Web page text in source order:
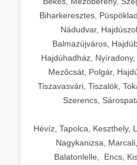
Biharkeresztes,
Nádudvar,
Balmazújváros,
Hajdúhadház,
Mezőcsát, Polgár,
Tiszavasvári, Tiszalök,
Szerencs,
Hévíz, Tapolca, Keszthely,
Nagykanizsa,
Balatonlelle, Encs,